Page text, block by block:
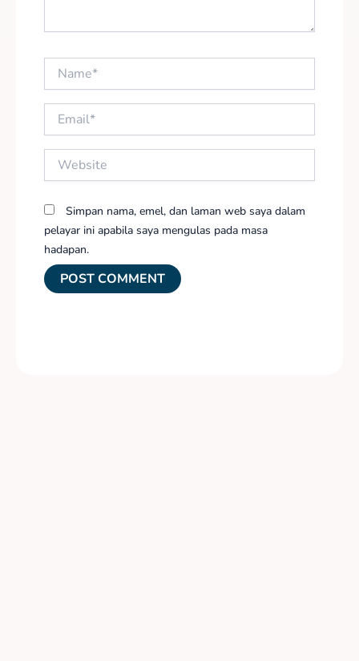
Email*
Website
Simpan nama, emel, dan laman web saya dalam
pelayar ini apabila saya mengulas pada masa
hadapan.